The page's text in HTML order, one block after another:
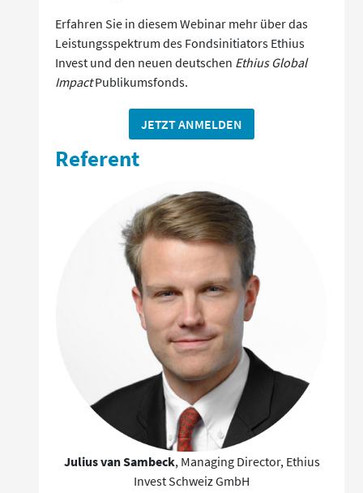
Erfahren Sie in diesem Webinar mehr über das
Leistungsspektrum des Fondsinitiators Ethius
Invest und den neuen deutschen Ethius Global
ImpactPublikumsfonds.
JETZT ANMELDEN
Referent
Julius van Sambeck, Managing Director, Ethius
Invest Schweiz GmbH